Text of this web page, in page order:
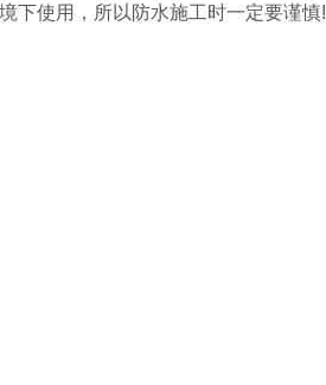
下使用，所以防水施工时一定要谨慎!